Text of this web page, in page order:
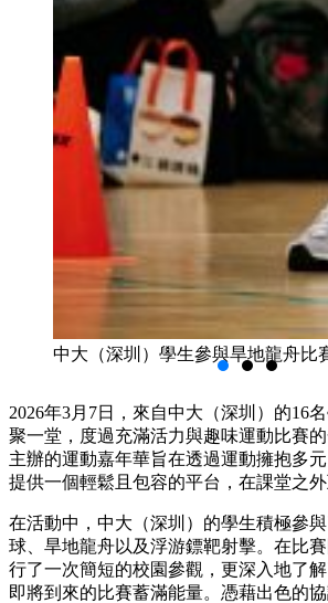
中大（深圳）學生參與旱地龍舟比
2026年3月7日，來自中大（深圳）的16
聚一堂，度過充滿活力與趣味運動比賽
主辦的運動嘉年華旨在透過運動擁抱多
提供一個輕鬆且包容的平台，在課堂之外
在活動中，中大（深圳）的學生積極參
球、旱地龍舟以及浮游鏢靶射擊。在比
行了一次簡短的校園參觀，更深入地了
即將到來的比賽蓄滿能量。憑藉出色的